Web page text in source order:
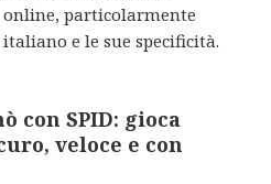
particolarmente
e le sue specificità.
con SPID: gioca
veloce e con